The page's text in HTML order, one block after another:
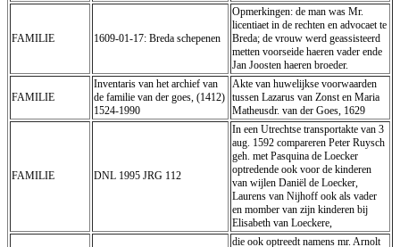
FAMILIE 1609-01-17: Breda schepenen
Opmerkingen: de man was Mr.
licentiaet in de rechten en advocaet te
Breda; de vrouw werd geassisteerd
metten voorseide haeren vader ende
Jan Joosten haeren broeder.
FAMILIE
Inventaris van het archief van
de familie van der goes, (1412)
1524-1990
Akte van huwelijkse voorwaarden
tussen Lazarus van Zonst en Maria
Matheusdr. van der Goes, 1629
FAMILIE DNL 1995 JRG 112
In een Utrechtse transportakte van 3
aug. 1592 compareren Peter Ruysch
geh. met Pasquina de Loecker
optredende ook voor de kinderen
van wijlen Daniël de Loecker,
Laurens van Nijhoff ook als vader
en momber van zijn kinderen bij
Elisabeth van Loeckere,
die ook optreedt namens mr. Arnolt